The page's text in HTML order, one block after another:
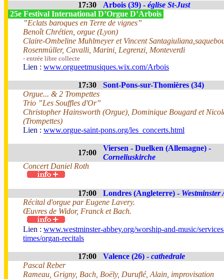
17:30 Arbois (39) - église St-Just
25e Festival International D’Orgue D’Arbois
”Eclats baroques en Terre de vignes”
Benoît Chrétien, orgue (Lyon)
Claire-Ombeline Muhlmeyer et Vincent
Rosenmüller, Cavalli, Marini, Legrenzi, Monteverdi
- entrée libre collecte
Lien : www.orgueetmusiques.wix.com/Arbois
17:30
Sont-Pons-sur-Thomières (34)
Orgue... & 2 Trompettes
Trio ”Les Souffles d'Or”
Christopher Hainsworth (Orgue), Dominique Bougard et
(Trompettes)
Lien : www.orgue-saint-pons.org/les_concerts.html
17:00
Viersen - Duelken (Allemagne) -
Corneliuskirche
Concert Daniel Roth
17:00 Londres (Angleterre) - Westminster
Récital d'orgue par Eugene Lavery.
Œuvres de Widor, Franck et Bach.
Lien : www.westminster-abbey.org/worship-and-music/
times/organ-recitals
17:00 Valence (26) - cathedrale
Pascal Reber
Rameau, Grigny, Bach, Boëly, Duruflé, Alain, improvisation